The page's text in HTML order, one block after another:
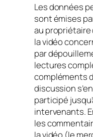
Les données
sont émises
au propriétaire
la vidéo
par
lectures
compléments
discussion
participé
intervenants.
les
la vidéo (le